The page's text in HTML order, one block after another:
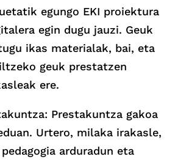
egungo EKI proiektura
egin dugu jauzi. Geuk
ikas materialak, bai, eta
geuk prestatzen
ere.
Prestakuntza gakoa
Urtero, milaka irakasle,
arduradun eta